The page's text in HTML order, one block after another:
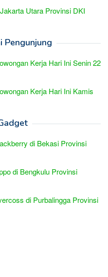
Utara Provinsi DKI
Pengunjung
Kerja Hari Ini Senin 22
Kerja Hari Ini Kamis
di Bekasi Provinsi
di Bengkulu Provinsi
di Purbalingga Provinsi